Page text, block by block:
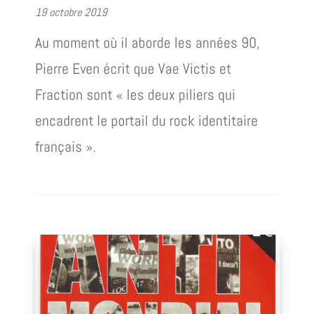
19 octobre 2019
Au moment où il aborde les années 90,
Pierre Even écrit que Vae Victis et
Fraction sont « les deux piliers qui
encadrent le portail du rock identitaire
français ».